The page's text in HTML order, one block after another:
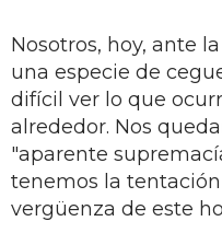
Nosotros, hoy, ante
una especie de
difícil ver lo que
alrededor. Nos
"aparente
tenemos la
vergüenza de este